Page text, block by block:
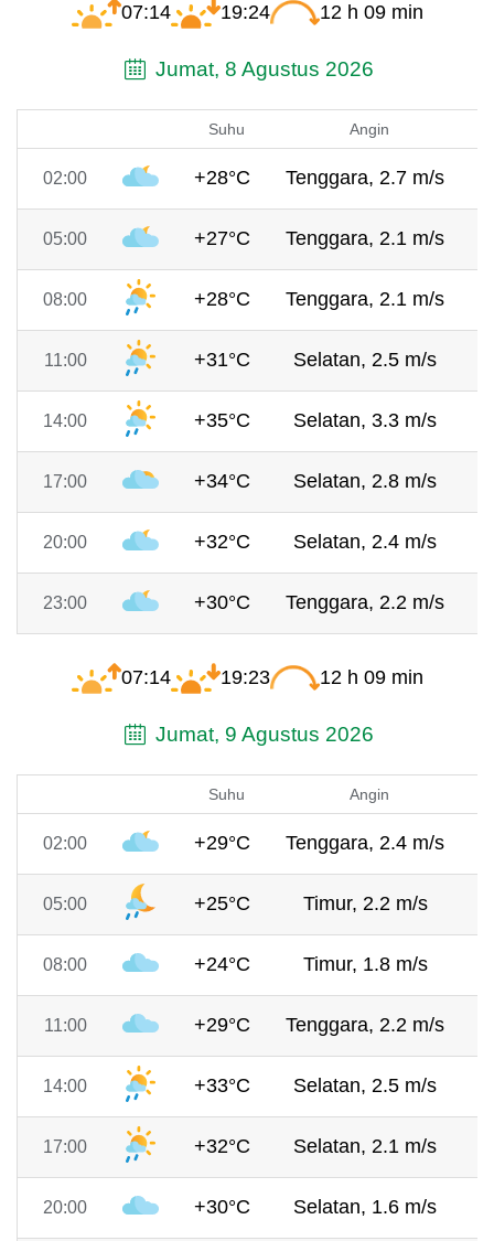
07:14 19:24 12 h 09 min
Jumat, 8 Agustus 2026
Suhu Angin
02:00 +28°C Tenggara, 2.7 m/s
05:00 +27°C Tenggara, 2.1 m/s
08:00 +28°C Tenggara, 2.1 m/s
11:00 +31°C Selatan, 2.5 m/s
14:00 +35°C Selatan, 3.3 m/s
17:00 +34°C Selatan, 2.8 m/s
20:00 +32°C Selatan, 2.4 m/s
23:00 +30°C Tenggara, 2.2 m/s
07:14 19:23 12 h 09 min
Jumat, 9 Agustus 2026
Suhu Angin
02:00 +29°C Tenggara, 2.4 m/s
05:00 +25°C Timur, 2.2 m/s
08:00 +24°C Timur, 1.8 m/s
11:00 +29°C Tenggara, 2.2 m/s
14:00 +33°C Selatan, 2.5 m/s
17:00 +32°C Selatan, 2.1 m/s
20:00 +30°C Selatan, 1.6 m/s